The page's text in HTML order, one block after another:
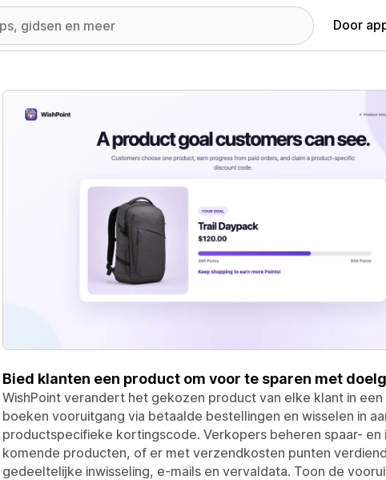
Door
Galerij met uitgelichte afbeeldingen
Bied klanten een product om voor te sparen met
WishPoint verandert het gekozen product van elke klant in
boeken vooruitgang via betaalde bestellingen en wisselen in
productspecifieke kortingscode. Verkopers beheren spaar- en
komende producten, of er met verzendkosten punten
gedeeltelijke inwisseling, e-mails en vervaldata. Toon de